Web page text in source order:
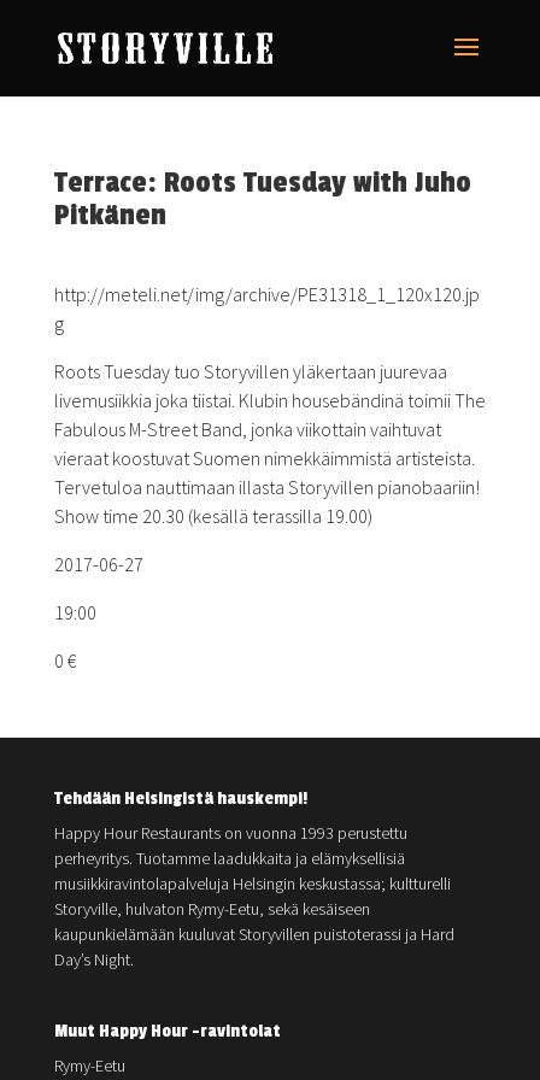
Terrace: Roots Tuesday with Juho
Pitkänen
http://meteli.net/img/archive/PE31318_1_120x120.jp
g
Roots Tuesday tuo Storyvillen yläkertaan juurevaa
livemusiikkia joka tiistai. Klubin housebändinä toimii The
Fabulous M-Street Band, jonka viikottain vaihtuvat
vieraat koostuvat Suomen nimekkäimmistä artisteista.
Tervetuloa nauttimaan illasta Storyvillen pianobaariin!
Show time 20.30 (kesällä terassilla 19.00)
2017-06-27
19:00
0 €
Tehdään Helsingistä hauskempi!
Happy Hour Restaurants on vuonna 1993 perustettu
perheyritys. Tuotamme laadukkaita ja elämyksellisiä
musiikkiravintolapalveluja Helsingin keskustassa; kultturelli
Storyville, hulvaton Rymy-Eetu, sekä kesäiseen
kaupunkielämään kuuluvat Storyvillen puistoterassi ja Hard
Day’s Night.
Muut Happy Hour -ravintolat
Rymy-Eetu